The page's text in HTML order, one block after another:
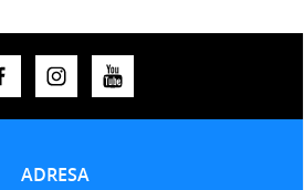
ADRESA